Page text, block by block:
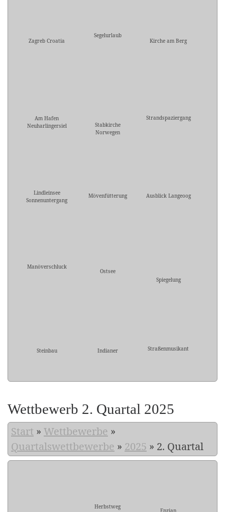
Zagreb Croatia
Segelurlaub
Kirche am Berg
Am Hafen
Neuharlingersiel
Stabkirche
Norwegen
Strandspaziergang
Lindleinsee
Sonnenuntergang
Mövenfütterung Ausblick Langeoog
Manöverschluck
Ostsee
Spiegelung
Steinbau Indianer Straßenmusikant
Wettbewerb 2. Quartal 2025
Start » Wettbewerbe »
Quartalswettbewerbe » 2025 » 2. Quartal
Herbstweg
Enzian